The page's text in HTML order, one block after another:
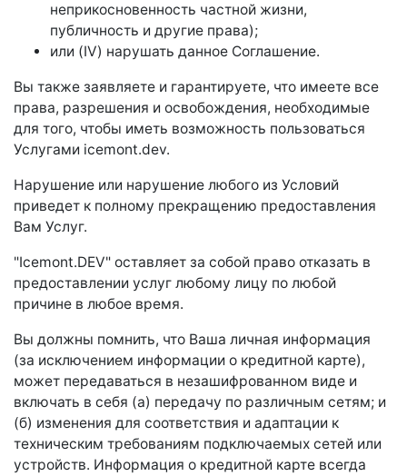
неприкосновенность частной жизни,
публичность и другие права);
или (IV) нарушать данное Соглашение.
Вы также заявляете и гарантируете, что имеете все
права, разрешения и освобождения, необходимые
для того, чтобы иметь возможность пользоваться
Услугами icemont.dev.
Нарушение или нарушение любого из Условий
приведет к полному прекращению предоставления
Вам Услуг.
"Icemont.DEV" оставляет за собой право отказать в
предоставлении услуг любому лицу по любой
причине в любое время.
Вы должны помнить, что Ваша личная информация
(за исключением информации о кредитной карте),
может передаваться в незашифрованном виде и
включать в себя (а) передачу по различным сетям; и
(б) изменения для соответствия и адаптации к
техническим требованиям подключаемых сетей или
устройств. Информация о кредитной карте всегда